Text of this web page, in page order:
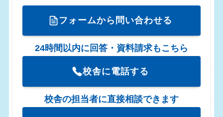
フォームから問い合わせる
24時間以内に回答・資料請求もこちら
校舎に電話する
校舎の担当者に直接相談できます